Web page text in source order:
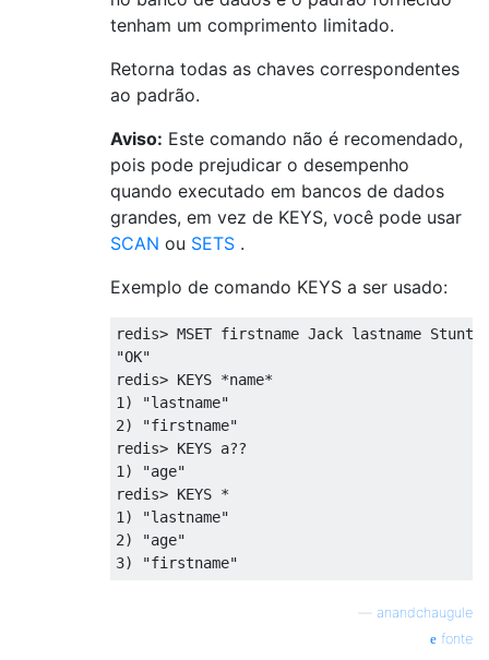
tenham um comprimento limitado.
Retorna todas as chaves correspondentes
ao padrão.
Aviso: Este comando não é recomendado,
pois pode prejudicar o desempenho
quando executado em bancos de dados
grandes, em vez de KEYS, você pode usar
SCAN ou SETS .
Exemplo de comando KEYS a ser usado:
redis> MSET firstname Jack lastname
"OK"
redis> KEYS *name*
1) "lastname"
2) "firstname"
redis> KEYS a??
1) "age"
redis> KEYS *
1) "lastname"
2) "age"
anandchaugule
fonte